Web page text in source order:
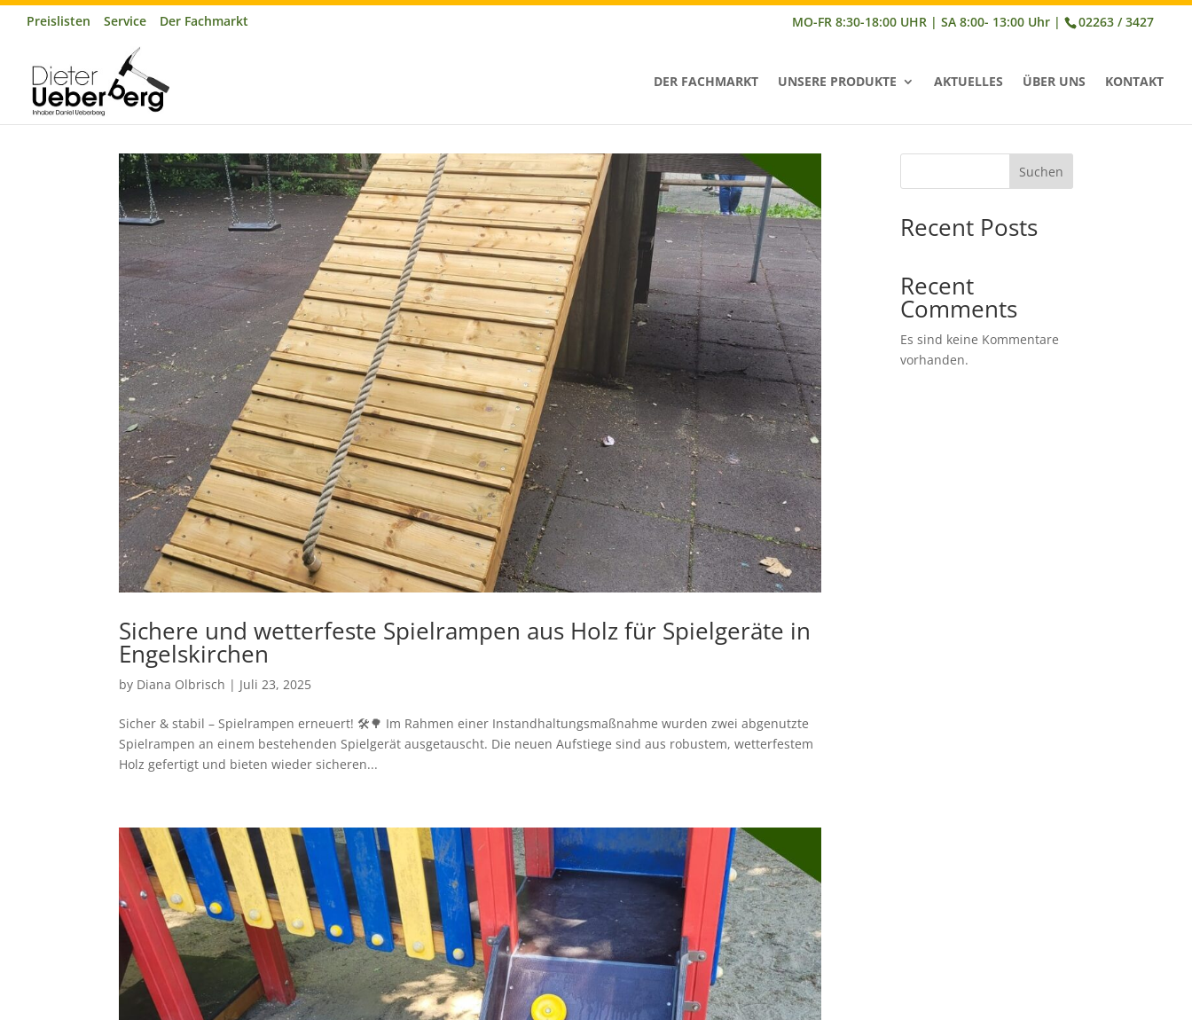
02263 / 3427
Preislisten Service Der Fachmarkt
DER FACHMARKT UNSERE PRODUKTE AKTUELLES ÜBER UNS KONTAKT
Sichere und wetterfeste Spielrampen aus Holz für Spielgeräte in
Engelskirchen
by Diana Olbrisch | Juli 23, 2025
Sicher & stabil – Spielrampen erneuert! 🛠️🌳 Im Rahmen einer Instandhaltungsmaßnahme wurden zwei abgenutzte
Spielrampen an einem bestehenden Spielgerät ausgetauscht. Die neuen Aufstiege sind aus robustem, wetterfestem
Holz gefertigt und bieten wieder sicheren...
Suchen
Recent Posts
Recent
Comments
Es sind keine Kommentare
vorhanden.